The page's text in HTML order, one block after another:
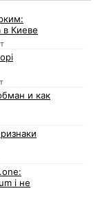
Киеве
и как
і не